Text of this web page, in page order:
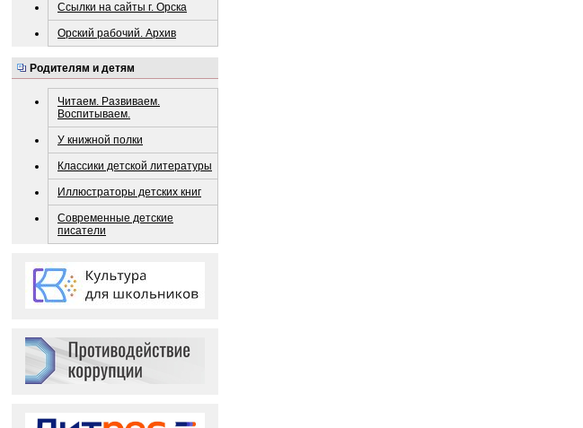
Ссылки на сайты г. Орска
Орский рабочий. Архив
Родителям и детям
Читаем. Развиваем.
Воспитываем.
У книжной полки
Классики детской литературы
Иллюстраторы детских книг
Современные детские
писатели